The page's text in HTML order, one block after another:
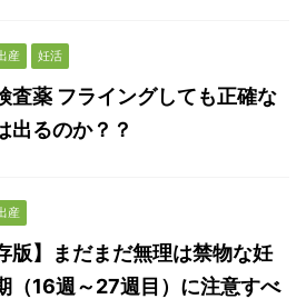
産 妊活
査薬 フライングしても正確な
出るのか？？
産
版】まだまだ無理は禁物な妊
（16週～27週目）に注意すべ